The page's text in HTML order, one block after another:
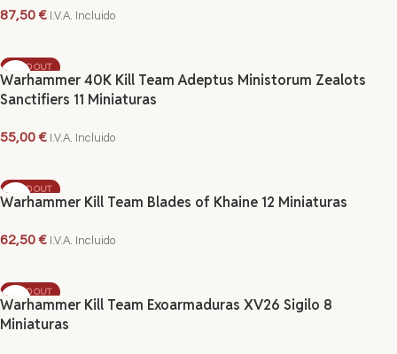
87,50€ I.V.A. Incluido
SOLD OUT
Warhammer 40K Kill Team Adeptus Ministorum Zealots
Sanctifiers 11 Miniaturas
55,00€ I.V.A. Incluido
SOLD OUT
Warhammer Kill Team Blades of Khaine 12 Miniaturas
62,50€ I.V.A. Incluido
SOLD OUT
Warhammer Kill Team Exoarmaduras XV26 Sigilo 8
Miniaturas